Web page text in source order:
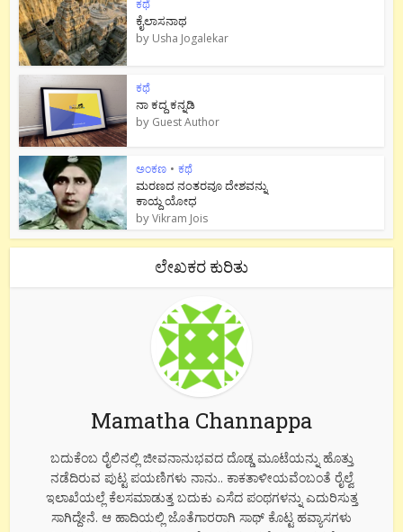
ಕಥೆ
ಕೈಲಾಸನಾಥ
by Usha Jogalekar
ಕಥೆ
ನಾ ಕದ್ದ ಕನ್ನಡಿ
by Guest Author
ಅಂಕಣ • ಕಥೆ
ಮರಣದ ನಂತರವೂ ದೇಶವನ್ನು
ಕಾಯ್ದ ಯೋಧ
byVikram Jois
ಲೇಖಕರ ಕುರಿತು
Mamatha Channappa
ಬದುಕೆಂಬ ರೈಲಿನಲ್ಲಿ ಜೀವನಾನುಭವದ ದೊಡ್ಡ ಮೂಟೆಯನ್ನು ಹೊತ್ತು
ನಡೆದಿರುವ ಪುಟ್ಟ ಪಯಣಿಗಳು ನಾನು.. ಕಾಕತಾಳೀಯವೆಂಬಂತೆ ರೈಲ್ವೆ
ಇಲಾಖೆಯಲ್ಲೆ ಕೆಲಸಮಾಡುತ್ತ ಬದುಕು ಎಸೆದ ಪಂಥಗಳನ್ನು ಎದುರಿಸುತ್ತ
ಸಾಗಿದ್ದೇನೆ. ಆ ಹಾದಿಯಲ್ಲಿ ಜೊತೆಗಾರರಾಗಿ ಸಾಥ್ ಕೊಟ್ಟ ಹವ್ಯಾಸಗಳು